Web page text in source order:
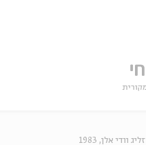
זליג וודי אלן, 1983